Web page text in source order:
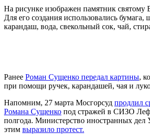
На рисунке изображен памятник святому
Для его создания использовались бумага,
карандаш, вода, свекольный сок, чай,
Ранее Роман Сущенко передал картины,
при помощи ручек, карандашей, чая и
Напомним, 27 марта Мосгорсуд продлил
Романа Сущенко под стражей в СИЗО
полгода. Министерство иностранных дел
этим выразило протест.